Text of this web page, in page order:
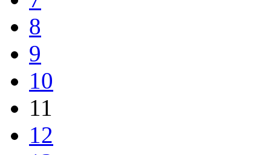
8
9
10
11
12